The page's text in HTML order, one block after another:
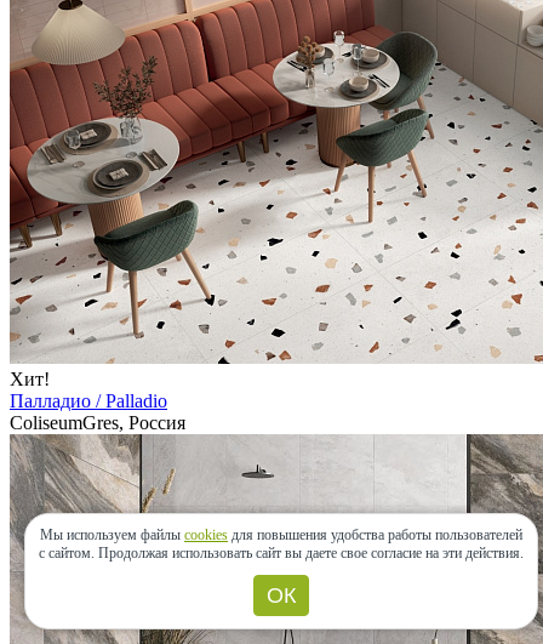
Хит!
Палладио / Palladio
ColiseumGres, Россия
Мы используем файлы cookies для повышения удобства работы пользователей
с сайтом. Продолжая использовать сайт вы даете свое согласие на эти действия.
ОК